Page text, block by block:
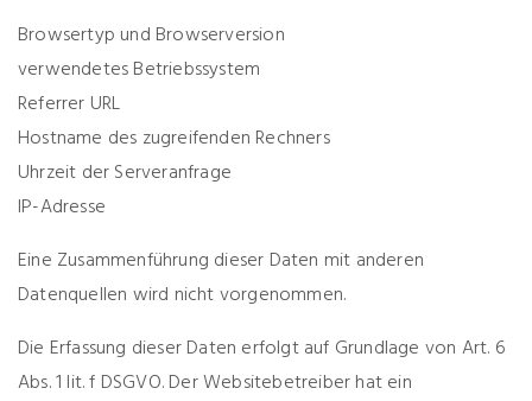
Browsertyp und Browserversion
verwendetes Betriebssystem
Referrer URL
Hostname des zugreifenden Rechners
Uhrzeit der Serveranfrage
IP-Adresse
Eine Zusammenführung dieser Daten mit anderen
Datenquellen wird nicht vorgenommen.
Die Erfassung dieser Daten erfolgt auf Grundlage von Art. 6
Abs. 1 lit. f DSGVO. Der Websitebetreiber hat ein